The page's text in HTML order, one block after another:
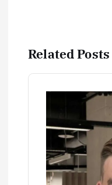
Related Posts